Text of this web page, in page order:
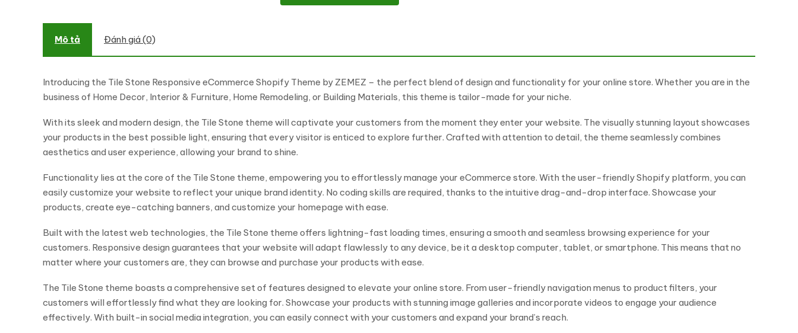
Mô tả Đánh giá (0)
Introducing the Tile Stone Responsive eCommerce Shopify Theme by ZEMEZ – the perfect blend of design and functionality for your online store. Whether you are in the
business of Home Decor, Interior & Furniture, Home Remodeling, or Building Materials, this theme is tailor-made for your niche.
With its sleek and modern design, the Tile Stone theme will captivate your customers from the moment they enter your website. The visually stunning layout showcases
your products in the best possible light, ensuring that every visitor is enticed to explore further. Crafted with attention to detail, the theme seamlessly combines
aesthetics and user experience, allowing your brand to shine.
Functionality lies at the core of the Tile Stone theme, empowering you to effortlessly manage your eCommerce store. With the user-friendly Shopify platform, you can
easily customize your website to reflect your unique brand identity. No coding skills are required, thanks to the intuitive drag-and-drop interface. Showcase your
products, create eye-catching banners, and customize your homepage with ease.
Built with the latest web technologies, the Tile Stone theme offers lightning-fast loading times, ensuring a smooth and seamless browsing experience for your
customers. Responsive design guarantees that your website will adapt flawlessly to any device, be it a desktop computer, tablet, or smartphone. This means that no
matter where your customers are, they can browse and purchase your products with ease.
The Tile Stone theme boasts a comprehensive set of features designed to elevate your online store. From user-friendly navigation menus to product filters, your
customers will effortlessly find what they are looking for. Showcase your products with stunning image galleries and incorporate videos to engage your audience
effectively. With built-in social media integration, you can easily connect with your customers and expand your brand’s reach.